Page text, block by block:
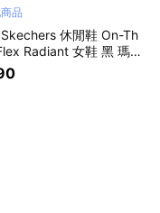
品
休閒鞋 On-Th
Radiant 女鞋 黑 瑪莉
扣帶 138530BBK